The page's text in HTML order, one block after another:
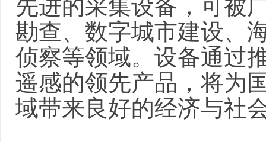
先进的采集设备，可被
勘查、数字城市建设、
侦察等领域。设备通过
遥感的领先产品，将为
域带来良好的经济与社